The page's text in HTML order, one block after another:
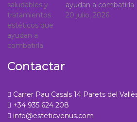
ayudan a combatirla
20 julio, 2026
Contactar
Carrer Pau Casals 14 Parets del
+34 935 624 208
info@esteticvenus.com